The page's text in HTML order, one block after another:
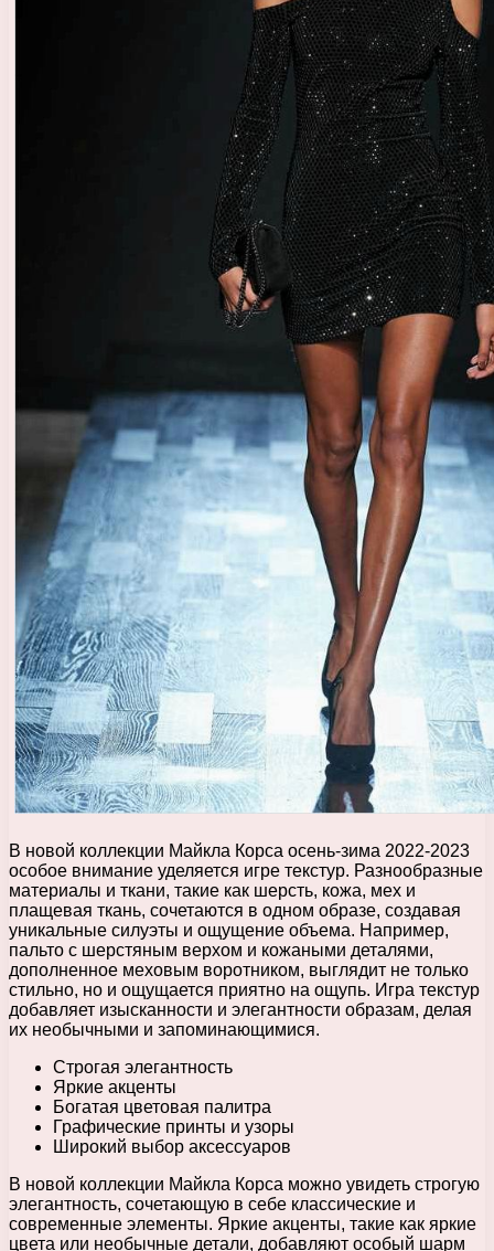
В новой коллекции Майкла Корса осень-зима 2022-2023
особое внимание уделяется игре текстур. Разнообразные
материалы и ткани, такие как шерсть, кожа, мех и
плащевая ткань, сочетаются в одном образе, создавая
уникальные силуэты и ощущение объема. Например,
пальто с шерстяным верхом и кожаными деталями,
дополненное меховым воротником, выглядит не только
стильно, но и ощущается приятно на ощупь. Игра текстур
добавляет изысканности и элегантности образам, делая
их необычными и запоминающимися.
Строгая элегантность
Яркие акценты
Богатая цветовая палитра
Графические принты и узоры
Широкий выбор аксессуаров
В новой коллекции Майкла Корса можно увидеть строгую
элегантность, сочетающую в себе классические и
современные элементы. Яркие акценты, такие как яркие
цвета или необычные детали, добавляют особый шарм